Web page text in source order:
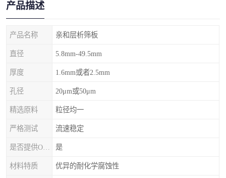
产品描述
产品名称 亲和层析筛板
直径 5.8mm-49.5mm
厚度 1.6mm或者2.5mm
孔径 20μm或50μm
精选原料 粒径均一
严格测试 流速稳定
是
材料特质 优异的耐化学腐蚀性